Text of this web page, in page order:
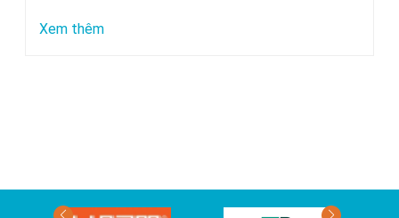
Xem thêm: